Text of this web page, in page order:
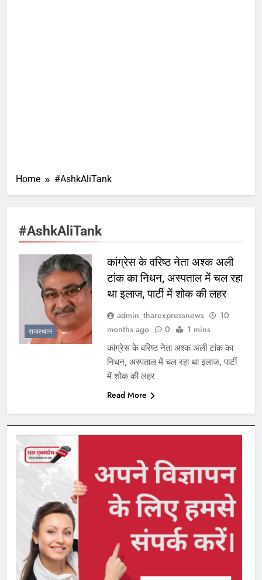
Home #AshkAliTank
#AshkAliTank
राजस्थान
कांग्रेस के वरिष्ठ नेता अश्क अली
टांक का निधन, अस्पताल में चल रहा
था इलाज, पार्टी में शोक की लहर
admin_tharexpressnews
10
months ago
0 1 mins
कांग्रेस के वरिष्ठ नेता अश्क अली टांक का
निधन, अस्पताल में चल रहा था इलाज, पार्टी
में शोक की लहर
Read More